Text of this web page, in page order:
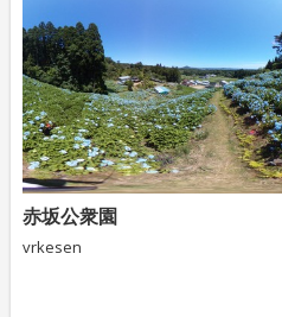
赤坂公衆園
vrkesen